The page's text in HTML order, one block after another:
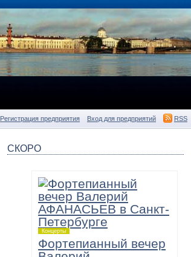
Регистрация предприятия Вход для предприятий RSS
СКОРО
Концерты
Фортепианный вечер